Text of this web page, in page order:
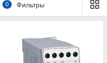
0 Фильтры